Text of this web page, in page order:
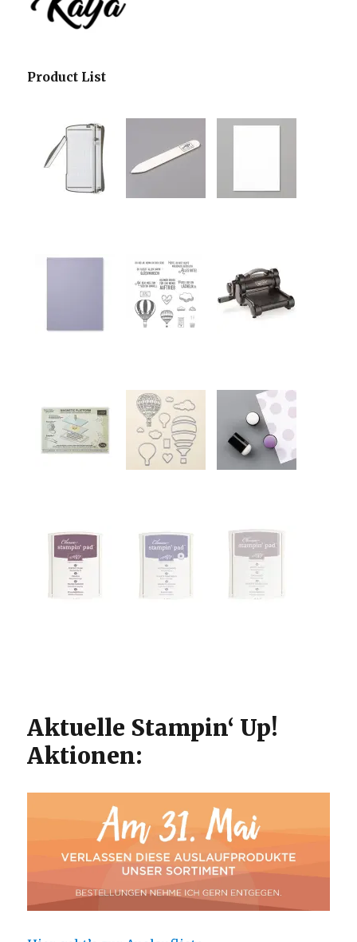
Product List
Aktuelle Stampin‘ Up!
Aktionen: